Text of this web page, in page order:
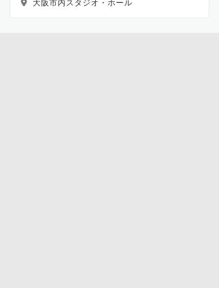
大阪市内スタジオ・ホール